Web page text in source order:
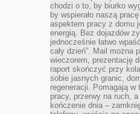
chodzi o to, by biurko
by wspierało naszą
aspektem pracy z domu
energią. Bez dojazdów
jednocześnie łatwo
cały dzień”. Mail można
wieczorem, prezentację
raport skończyć przy
sobie jasnych granic,
regeneracji. Pomagają
pracy, przerwy na ruch,
kończenie dnia –